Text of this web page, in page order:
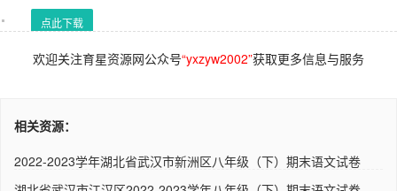
点此下载
欢迎关注育星资源网公众号“yxzyw2002”获取更多信息与服务
相关资源：
2022-2023学年湖北省武汉市新洲区八年级（下）期末语文试卷